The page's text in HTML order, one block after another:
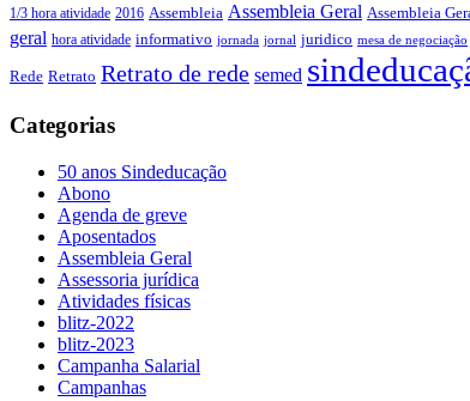
1/3 hora atividade 2016 Assembleia Assembleia Geral Assembleia
geral hora atividade informativo jornada jornal juridico mesa de negociação
Rede Retrato Retrato de rede semed
Categorias
50 anos Sindeducação
Abono
Agenda de greve
Aposentados
Assembleia Geral
Assessoria jurídica
Atividades físicas
blitz-2022
blitz-2023
Campanha Salarial
Campanhas